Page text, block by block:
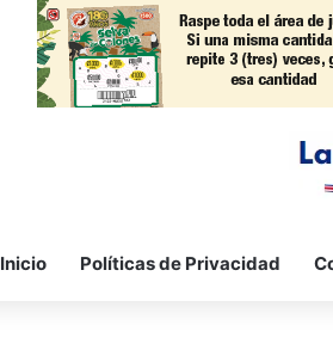
Inicio Políticas de Privacidad